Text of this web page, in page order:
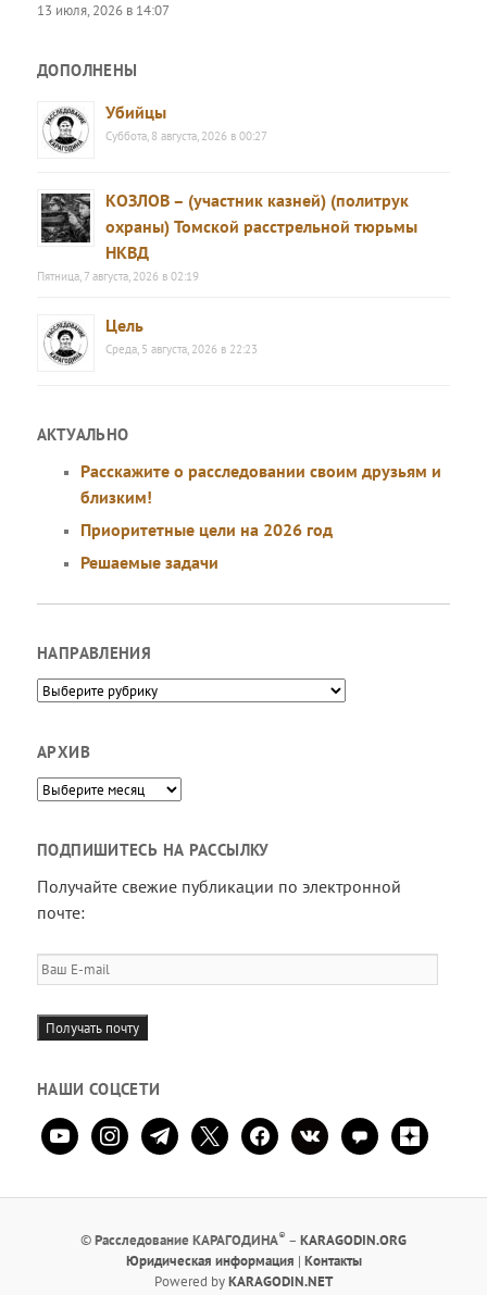
13 июля, 2026 в 14:07
ДОПОЛНЕНЫ
Убийцы
Суббота, 8 августа, 2026 в 00:27
КОЗЛОВ – (участник казней) (политрук
охраны) Томской расстрельной тюрьмы
НКВД
Пятница, 7 августа, 2026 в 02:19
Цель
Среда, 5 августа, 2026 в 22:23
АКТУАЛЬНО
Расскажите о расследовании своим друзьям и
близким!
Приоритетные цели на 2026 год
Решаемые задачи
НАПРАВЛЕНИЯ
Направления
АРХИВ
Архив
ПОДПИШИТЕСЬ НА РАССЫЛКУ
Получайте свежие публикации по электронной
почте:
Ваш
E-
mail
Получать почту
НАШИ СОЦСЕТИ
youtubeinstagramtelegram
x facebookvkontaktecomment
zen-
yandex
©Расследование КАРАГОДИНА® – KARAGODIN.ORG
Юридическая информация | Контакты
Powered byKARAGODIN.NET